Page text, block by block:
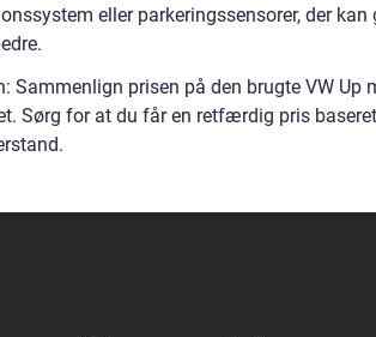
eller parkeringssensorer, der kan
Sammenlign prisen på den brugte VW Up
Sørg for at du får en retfærdig pris